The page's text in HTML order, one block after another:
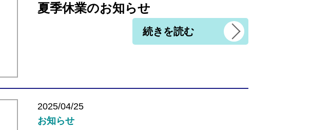
夏季休業のお知らせ
続きを読む
2025/04/25
お知らせ